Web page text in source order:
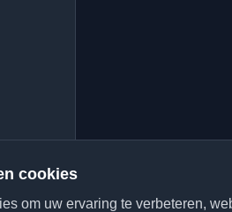
cookies
om uw ervaring te verbeteren,